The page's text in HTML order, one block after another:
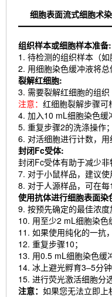
细胞表面流式细胞术
组织样本或细胞样本准备:
1. 待检测的组织样本（
2. 用细胞染色缓冲液将
裂解红细胞:
3. 需要裂解红细胞的组
注意： 红细胞裂解步骤可
4. 加入10 mL细胞染色
5. 重复步骤2的洗涤操作；
6. 对活细胞进行计数，
封闭Fc受体:
封闭Fc受体有助于减少非
7. 对于小鼠样品，建议
8. 对于人源样品，可在
使用抗体进行细胞表面染
9. 按预先确定的最佳浓
10. 用至少2 mL细胞染色
11. 如果使用纯化的一抗
12. 重复步骤10；
13. 用0.5 mL细胞染色缓
14. 冰上避光孵育3–5分钟
15. 进行荧光激活细胞分
注意： 如果您无法立即